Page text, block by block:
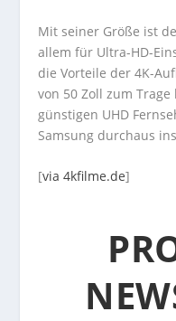
Mit seiner Größe ist
allem für Ultra-HD-
die Vorteile der 4K-
von 50 Zoll zum
günstigen UHD
Samsung durchaus
[via 4kfilme.de]